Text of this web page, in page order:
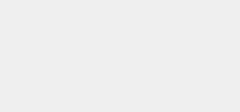
Rainbow Six
PC con MEmu